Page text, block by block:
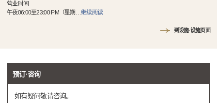
营业时间
午夜06:00至23:00 PM（星期…继续阅读
到设施·设施页面
预订·咨询
如有疑问敬请咨询。